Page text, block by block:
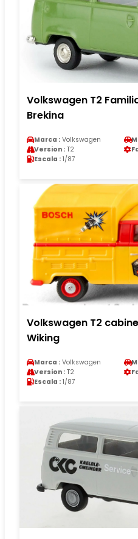
Volkswagen T2
Brekina
Marca : Volkswagen
Version : T2
Escala : 1/87
Volkswagen T2
Wiking
Marca : Volkswagen
Version : T2
Escala : 1/87